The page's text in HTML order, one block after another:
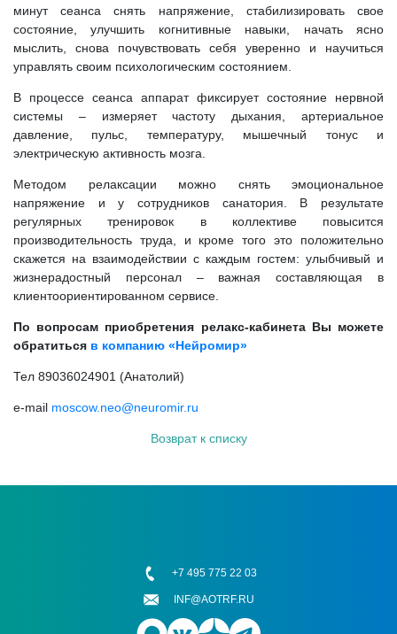
минут сеанса снять напряжение, стабилизировать свое
состояние, улучшить когнитивные навыки, начать ясно
мыслить, снова почувствовать себя уверенно и научиться
управлять своим психологическим состоянием.
В процессе сеанса аппарат фиксирует состояние нервной
системы – измеряет частоту дыхания, артериальное
давление, пульс, температуру, мышечный тонус и
электрическую активность мозга.
Методом релаксации можно снять эмоциональное
напряжение и у сотрудников санатория. В результате
регулярных тренировок в коллективе повысится
производительность труда, и кроме того это положительно
скажется на взаимодействии с каждым гостем: улыбчивый и
жизнерадостный персонал – важная составляющая в
клиентоориентированном сервисе.
По вопросам приобретения релакс-кабинета Вы можете
обратиться в компанию «Нейромир»
Тел 89036024901 (Анатолий)
e-mail moscow.neo@neuromir.ru
Возврат к списку
+7 495 775 22 03
INF@AOTRF.RU